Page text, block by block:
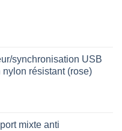
synchronisation USB
résistant (rose)
mixte anti